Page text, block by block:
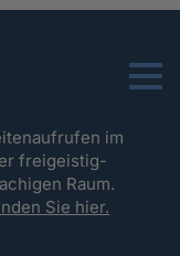
Menu
im
freigeistig-
Raum.
Sie hier.